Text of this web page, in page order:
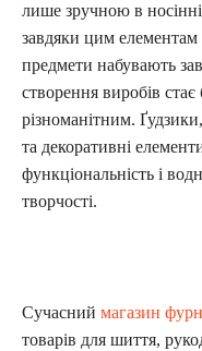
лише зручною в
завдяки цим елементам
предмети набувають
створення виробів
різноманітним.
та декоративні
функціональність і
творчості.
Сучасний магазин
товарів для шиття,